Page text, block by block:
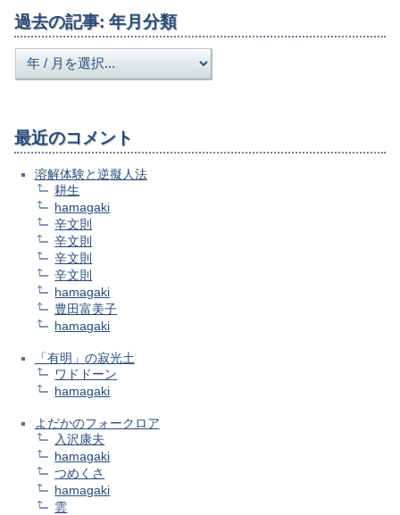
過去の記事: 年月分類
最近のコメント
溶解体験と逆擬人法
耕生
hamagaki
辛文則
辛文則
辛文則
辛文則
hamagaki
豊田富美子
hamagaki
「有明」の寂光土
ワドドーン
hamagaki
よだかのフォークロア
入沢康夫
hamagaki
つめくさ
hamagaki
雲